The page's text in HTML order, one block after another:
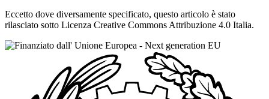
Eccetto dove diversamente specificato, questo articolo è stato
rilasciato sotto Licenza Creative Commons Attribuzione 4.0 Italia.